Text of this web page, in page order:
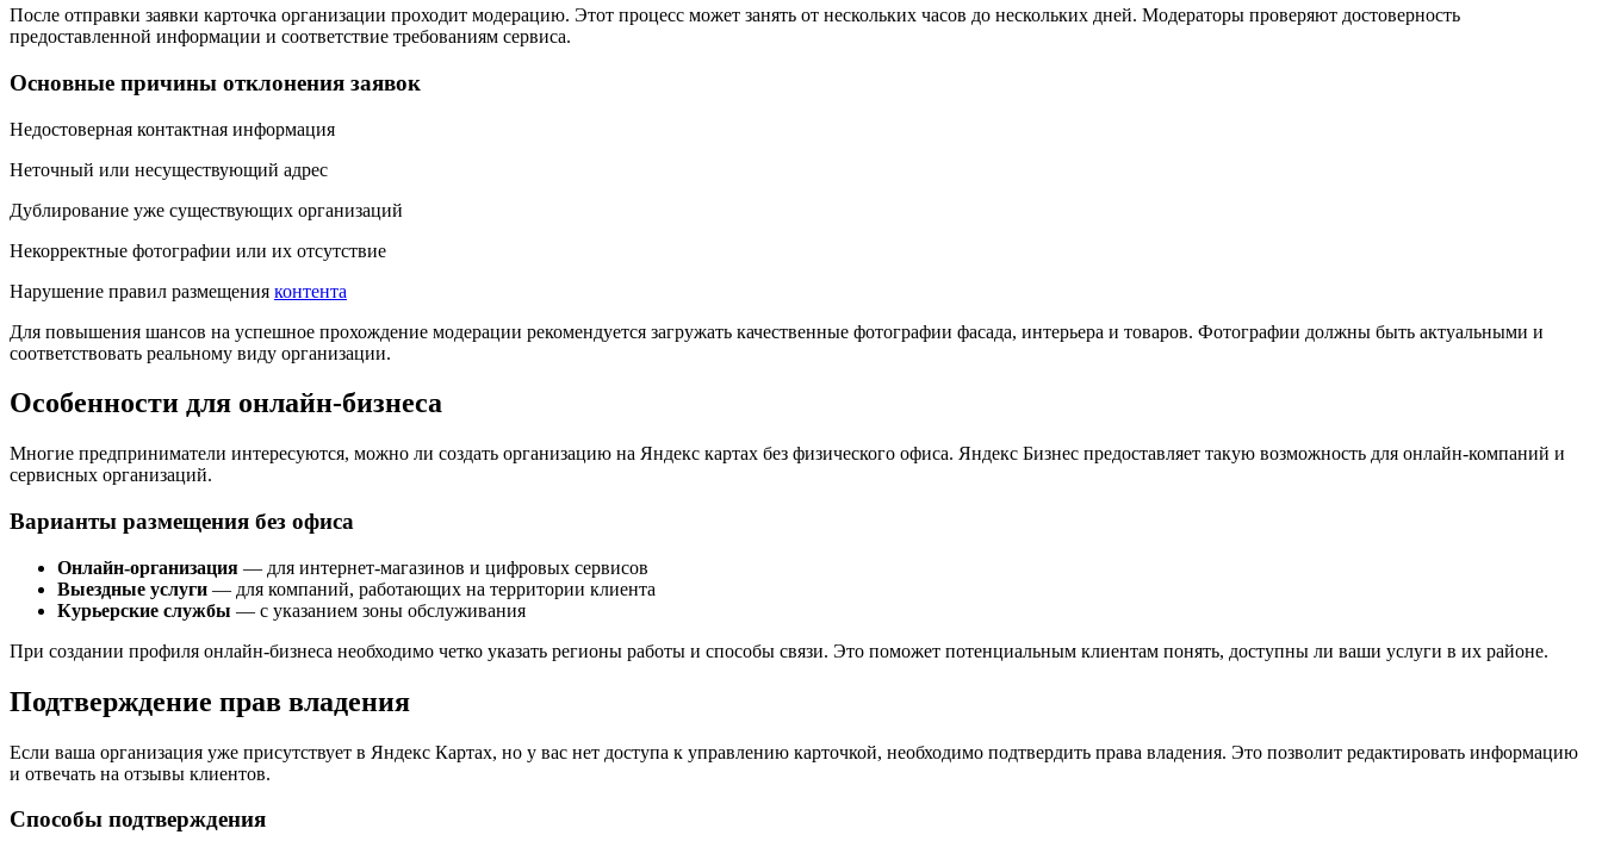
После отправки заявки карточка организации проходит модерацию. Этот процесс может занять от нескольких часов до нескольких дней. Модераторы проверяют достоверность
предоставленной информации и соответствие требованиям сервиса.
Основные причины отклонения заявок
Недостоверная контактная информация
Неточный или несуществующий адрес
Дублирование уже существующих организаций
Некорректные фотографии или их отсутствие
Нарушение правил размещения контента
Для повышения шансов на успешное прохождение модерации рекомендуется загружать качественные фотографии фасада, интерьера и товаров. Фотографии должны быть актуальными и
соответствовать реальному виду организации.
Особенности для онлайн-бизнеса
Многие предприниматели интересуются, можно ли создать организацию на Яндекс картах без физического офиса. Яндекс Бизнес предоставляет такую возможность для онлайн-компаний и
сервисных организаций.
Варианты размещения без офиса
Онлайн-организация — для интернет-магазинов и цифровых сервисов
Выездные услуги — для компаний, работающих на территории клиента
Курьерские службы — с указанием зоны обслуживания
При создании профиля онлайн-бизнеса необходимо четко указать регионы работы и способы связи. Это поможет потенциальным клиентам понять, доступны ли ваши услуги в их районе.
Подтверждение прав владения
Если ваша организация уже присутствует в Яндекс Картах, но у вас нет доступа к управлению карточкой, необходимо подтвердить права владения. Это позволит редактировать информацию
и отвечать на отзывы клиентов.
Способы подтверждения